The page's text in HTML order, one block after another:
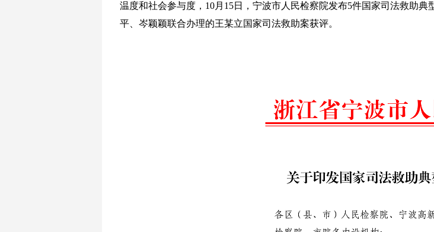
温度和社会参与度，10月15日，宁波市人民检察院发布5件国家司法救助
平、岑颖颖联合办理的王某立国家司法救助案获评。